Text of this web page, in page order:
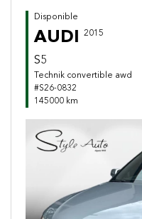
Disponible
AUDI 2015
S5
Technik convertible awd
#S26-0832
145000 km